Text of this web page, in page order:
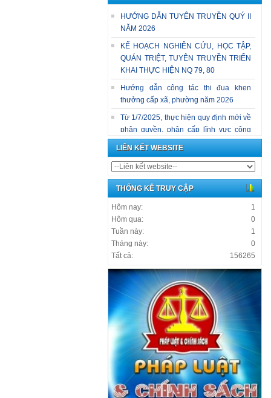
HƯỚNG DẪN TUYÊN TRUYỀN QUÝ II
NĂM 2026
KẾ HOẠCH NGHIÊN CỨU, HỌC TẬP,
QUÁN TRIỆT, TUYÊN TRUYỀN TRIỂN
KHAI THỰC HIỆN NQ 79, 80
Hướng dẫn công tác thi đua khen
thưởng cấp xã, phường năm 2026
Từ 1/7/2025, thực hiện quy định mới về
phân quyền, phân cấp lĩnh vực công
tác dân tộc, tín ngưỡng, tôn giáo
CẨM NANG NHẬN DIỆN VÀ PHÒNG
CHỐNG LỪA ĐẢO TRỰC TUYẾN
LIÊN KẾT WEBSITE
THỐNG KÊ TRUY CẬP
Hôm nay:
1
Hôm qua:
0
Tuần này:
1
Tháng này:
0
Tất cả:
156265